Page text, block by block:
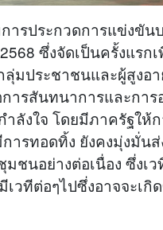
ารประกวดการแข่งขัน
ซึ่งจัดเป็นครั้งแรกเ
มประชาชนและผู้สูงอา
ารสันทนาการและการ
ำลังใจ โดยมีภาครัฐให้
รทอดทิ้ง ยังคงมุ่งมั่นส่
ชนอย่างต่อเนื่อง ซึ่งเ
เวทีต่อๆไปซึ่งอาจจะเกิ